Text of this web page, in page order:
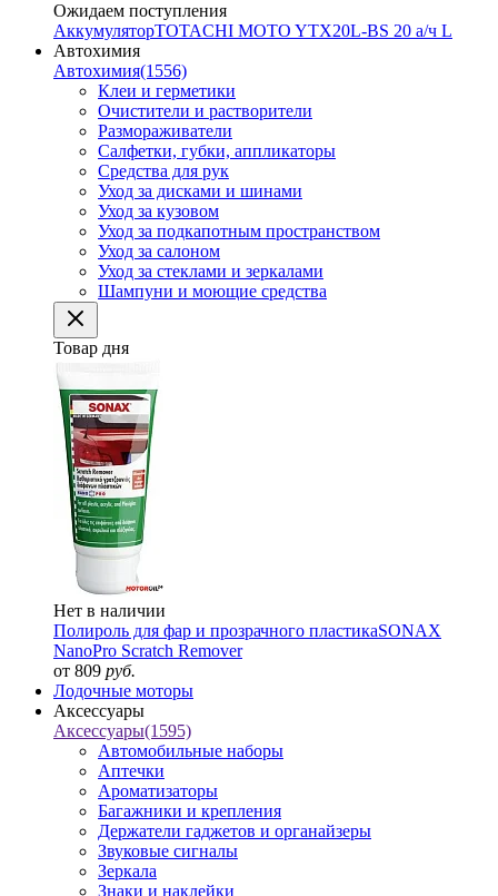
Ожидаем поступления
АккумуляторTOTACHI MOTO YTX20L-BS 20 а/ч L
Автохимия
Автохимия(1556)
Клеи и герметики
Очистители и растворители
Размораживатели
Салфетки, губки, аппликаторы
Средства для рук
Уход за дисками и шинами
Уход за кузовом
Уход за подкапотным пространством
Уход за салоном
Уход за стеклами и зеркалами
Шампуни и моющие средства
Товар дня
Нет в наличии
Полироль для фар и прозрачного пластикаSONAX
NanoPro Scratch Remover
от 809 руб.
Лодочные моторы
Аксессуары
Аксессуары(1595)
Автомобильные наборы
Аптечки
Ароматизаторы
Багажники и крепления
Держатели гаджетов и органайзеры
Звуковые сигналы
Зеркала
Знаки и наклейки